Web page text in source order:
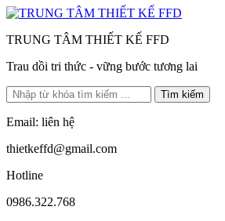
TRUNG TÂM THIẾT KẾ FFD
Trau dồi tri thức - vững bước tương lai
Tìm kiếm
Email: liên hệ
thietkeffd@gmail.com
Hotline
0986.322.768